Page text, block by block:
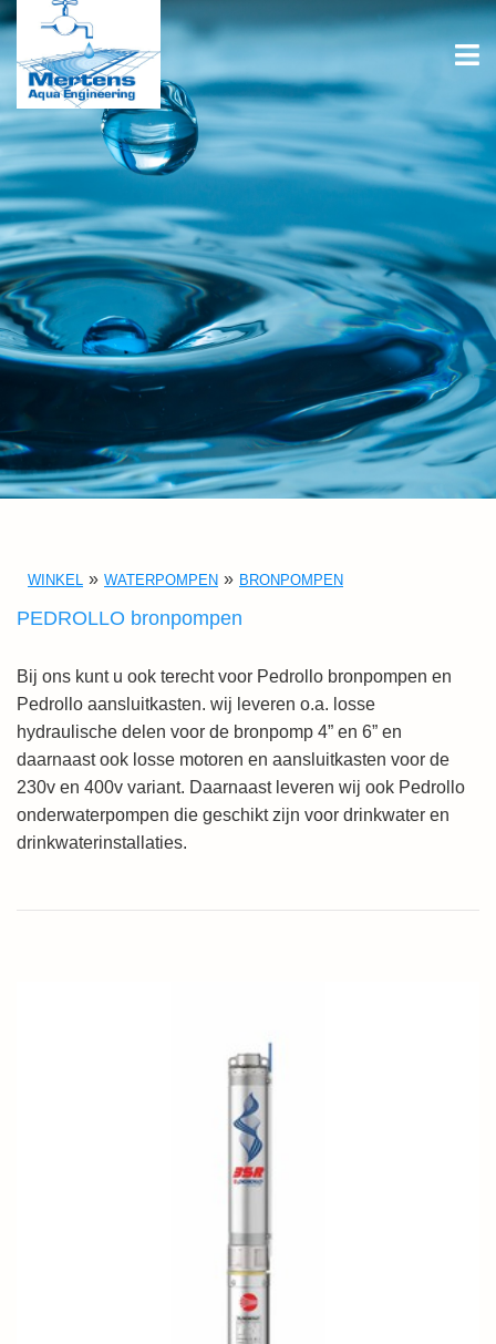
WINKEL WATERPOMPEN BRONPOMPEN
PEDROLLO bronpompen
Bij ons kunt u ook terecht voor Pedrollo bronpompen en
Pedrollo aansluitkasten. wij leveren o.a. losse
hydraulische delen voor de bronpomp 4” en 6” en
daarnaast ook losse motoren en aansluitkasten voor de
230v en 400v variant. Daarnaast leveren wij ook Pedrollo
onderwaterpompen die geschikt zijn voor drinkwater en
drinkwaterinstallaties.